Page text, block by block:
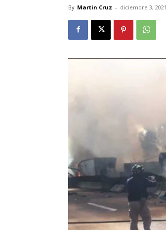
By Martin Cruz - diciembre 3, 2021